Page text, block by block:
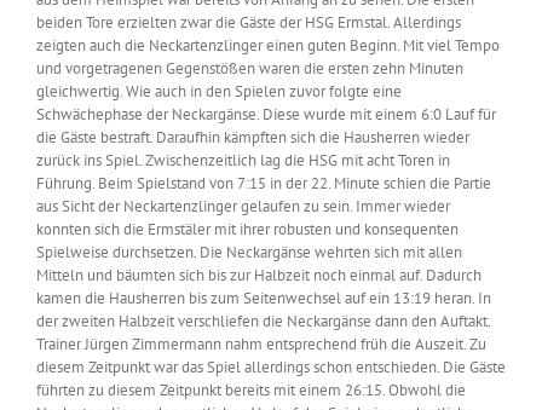
beiden Tore erzielten zwar die Gäste der HSG Ermstal. Allerdings
zeigten auch die Neckartenzlinger einen guten Beginn. Mit viel Tempo
und vorgetragenen Gegenstößen waren die ersten zehn Minuten
gleichwertig. Wie auch in den Spielen zuvor folgte eine
Schwächephase der Neckargänse. Diese wurde mit einem 6:0 Lauf für
die Gäste bestraft. Daraufhin kämpften sich die Hausherren wieder
zurück ins Spiel. Zwischenzeitlich lag die HSG mit acht Toren in
Führung. Beim Spielstand von 7:15 in der 22. Minute schien die Partie
aus Sicht der Neckartenzlinger gelaufen zu sein. Immer wieder
konnten sich die Ermstäler mit ihrer robusten und konsequenten
Spielweise durchsetzen. Die Neckargänse wehrten sich mit allen
Mitteln und bäumten sich bis zur Halbzeit noch einmal auf. Dadurch
kamen die Hausherren bis zum Seitenwechsel auf ein 13:19 heran. In
der zweiten Halbzeit verschliefen die Neckargänse dann den Auftakt.
Trainer Jürgen Zimmermann nahm entsprechend früh die Auszeit. Zu
diesem Zeitpunkt war das Spiel allerdings schon entschieden. Die Gäste
führten zu diesem Zeitpunkt bereits mit einem 26:15. Obwohl die